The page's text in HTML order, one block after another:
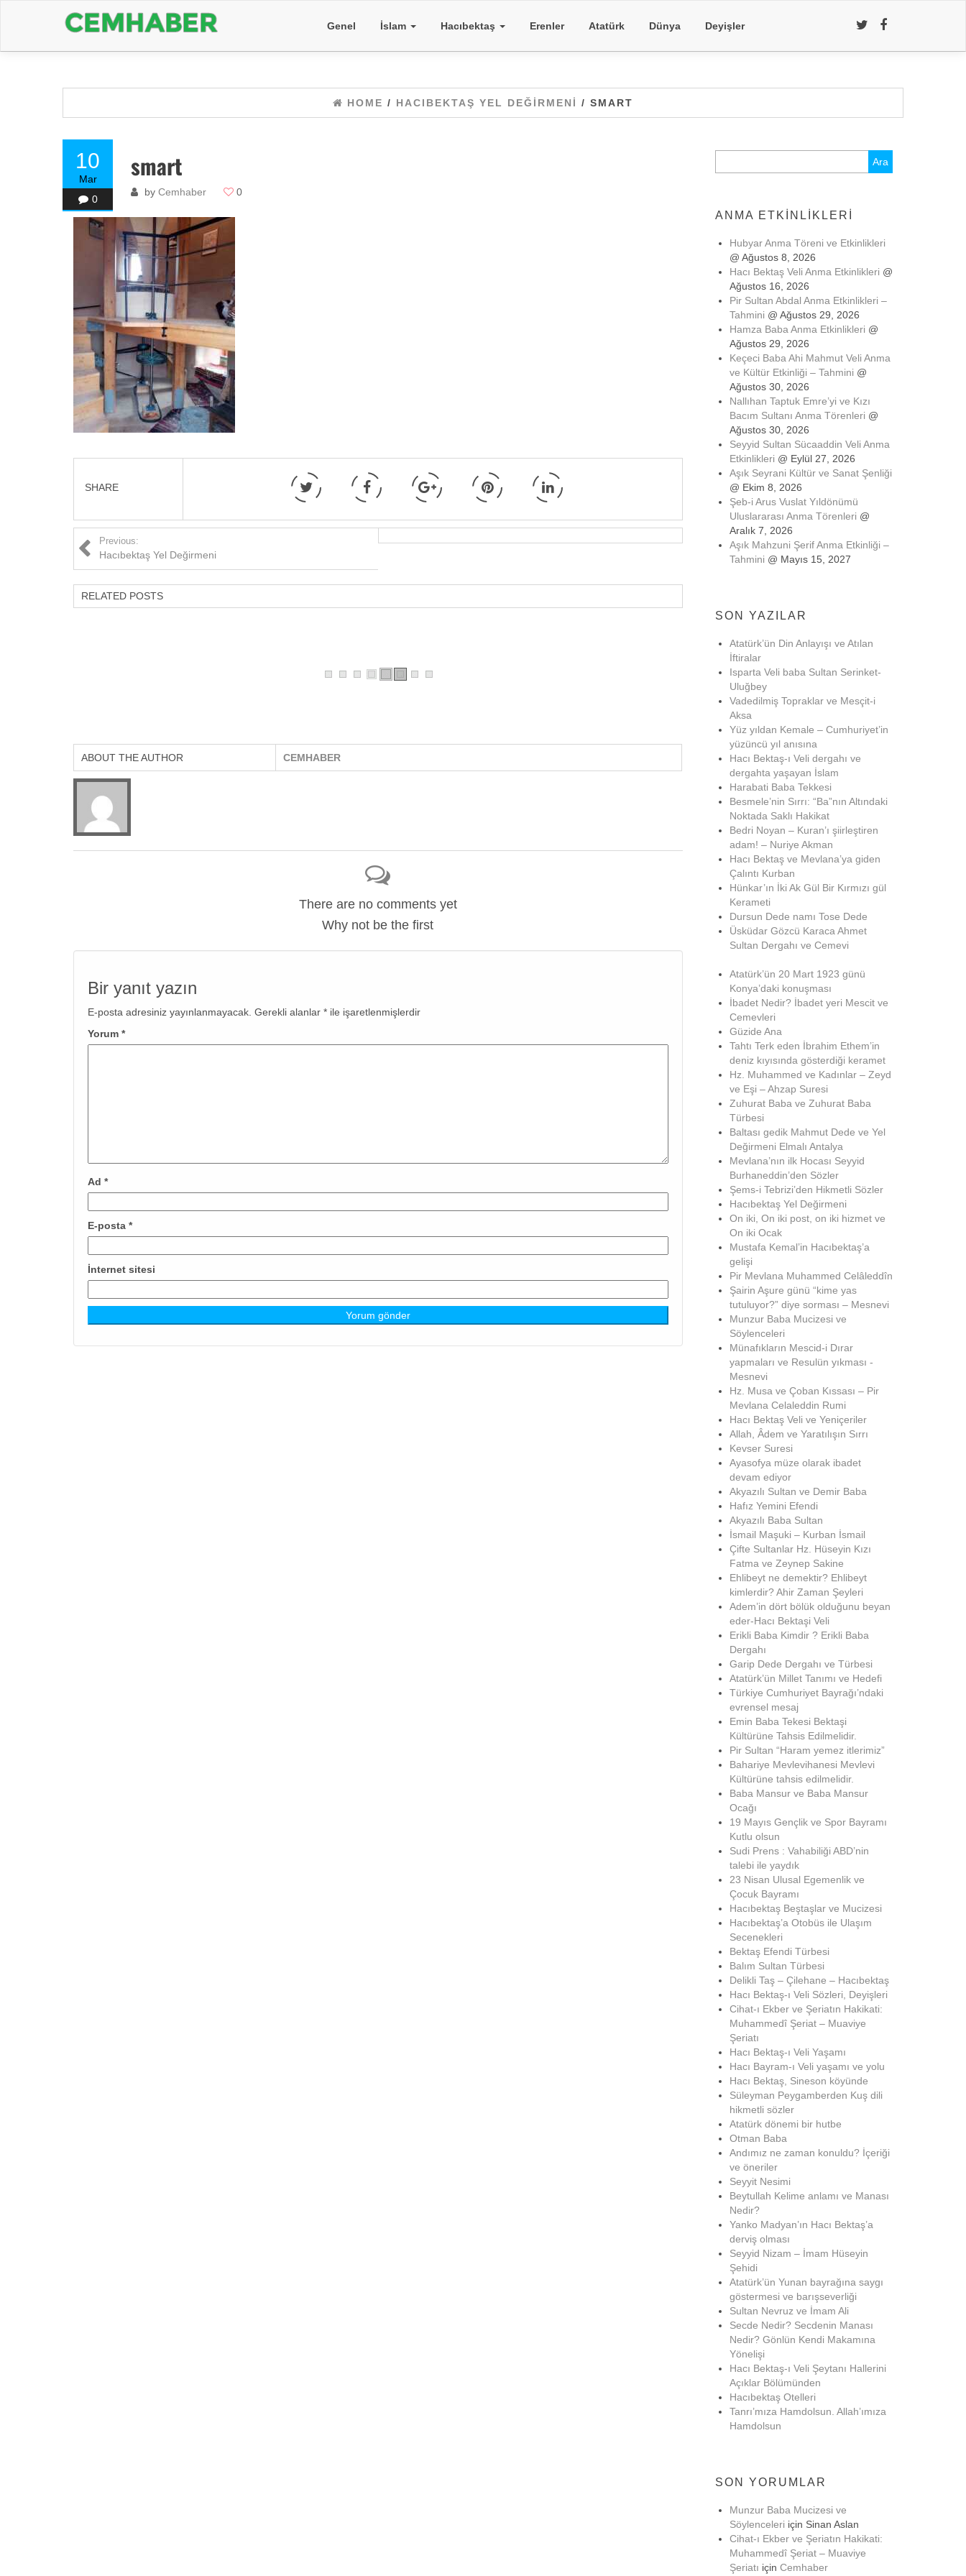
Genel İslam Hacıbektaş Erenler Atatürk Dünya Deyişler
HOME / HACIBEKTAŞ YEL DEĞIRMENI / SMART
10
Mar
0
smart
by Cemhaber 0
SHARE
Previous:
Hacıbektaş Yel Değirmeni
RELATED POSTS
ABOUT THE AUTHOR CEMHABER
There are no comments yet
Why not be the first
Bir yanıt yazın
E-posta adresiniz yayınlanmayacak. Gerekli alanlar * ile işaretlenmişlerdir
Yorum *
Ad *
E-posta *
İnternet sitesi
ANMA ETKINLIKLERI
Hubyar Anma Töreni ve Etkinlikleri
@ Ağustos 8, 2026
Hacı Bektaş Veli Anma Etkinlikleri @
Ağustos 16, 2026
Pir Sultan Abdal Anma Etkinlikleri –
Tahmini @ Ağustos 29, 2026
Hamza Baba Anma Etkinlikleri @
Ağustos 29, 2026
Keçeci Baba Ahi Mahmut Veli Anma
ve Kültür Etkinliği – Tahmini @
Ağustos 30, 2026
Nallıhan Taptuk Emre’yi ve Kızı
Bacım Sultanı Anma Törenleri @
Ağustos 30, 2026
Seyyid Sultan Sücaaddin Veli Anma
Etkinlikleri @ Eylül 27, 2026
Aşık Seyrani Kültür ve Sanat Şenliği
@ Ekim 8, 2026
Şeb-i Arus Vuslat Yıldönümü
Uluslararası Anma Törenleri @
Aralık 7, 2026
Aşık Mahzuni Şerif Anma Etkinliği –
Tahmini @ Mayıs 15, 2027
SON YAZILAR
Atatürk’ün Din Anlayışı ve Atılan
İftiralar
Isparta Veli baba Sultan Serinket-
Uluğbey
Vadedilmiş Topraklar ve Mesçit-i
Aksa
Yüz yıldan Kemale – Cumhuriyet’in
yüzüncü yıl anısına
Hacı Bektaş-ı Veli dergahı ve
dergahta yaşayan İslam
Harabati Baba Tekkesi
Besmele’nin Sırrı: “Ba”nın Altındaki
Noktada Saklı Hakikat
Bedri Noyan – Kuran’ı şiirleştiren
adam! – Nuriye Akman
Hacı Bektaş ve Mevlana’ya giden
Çalıntı Kurban
Hünkar’ın İki Ak Gül Bir Kırmızı gül
Kerameti
Dursun Dede namı Tose Dede
Üsküdar Gözcü Karaca Ahmet
Sultan Dergahı ve Cemevi
Atatürk’ün 20 Mart 1923 günü
Konya’daki konuşması
İbadet Nedir? İbadet yeri Mescit ve
Cemevleri
Güzide Ana
Tahtı Terk eden İbrahim Ethem’in
deniz kıyısında gösterdiği keramet
Hz. Muhammed ve Kadınlar – Zeyd
ve Eşi – Ahzap Suresi
Zuhurat Baba ve Zuhurat Baba
Türbesi
Baltası gedik Mahmut Dede ve Yel
Değirmeni Elmalı Antalya
Mevlana’nın ilk Hocası Seyyid
Burhaneddin’den Sözler
Şems-i Tebrizi’den Hikmetli Sözler
Hacıbektaş Yel Değirmeni
On iki, On iki post, on iki hizmet ve
On iki Ocak
Mustafa Kemal’in Hacıbektaş’a
gelişi
Pir Mevlana Muhammed Celâleddîn
Şairin Aşure günü “kime yas
tutuluyor?” diye sorması – Mesnevi
Munzur Baba Mucizesi ve
Söylenceleri
Münafıkların Mescid-i Dırar
yapmaları ve Resulün yıkması -
Mesnevi
Hz. Musa ve Çoban Kıssası – Pir
Mevlana Celaleddin Rumi
Hacı Bektaş Veli ve Yeniçeriler
Allah, Âdem ve Yaratılışın Sırrı
Kevser Suresi
Ayasofya müze olarak ibadet
devam ediyor
Akyazılı Sultan ve Demir Baba
Hafız Yemini Efendi
Akyazılı Baba Sultan
İsmail Maşuki – Kurban İsmail
Çifte Sultanlar Hz. Hüseyin Kızı
Fatma ve Zeynep Sakine
Ehlibeyt ne demektir? Ehlibeyt
kimlerdir? Ahir Zaman Şeyleri
Adem’in dört bölük olduğunu beyan
eder-Hacı Bektaşi Veli
Erikli Baba Kimdir ? Erikli Baba
Dergahı
Garip Dede Dergahı ve Türbesi
Atatürk’ün Millet Tanımı ve Hedefi
Türkiye Cumhuriyet Bayrağı’ndaki
evrensel mesaj
Emin Baba Tekesi Bektaşi
Kültürüne Tahsis Edilmelidir.
Pir Sultan “Haram yemez itlerimiz”
Bahariye Mevlevihanesi Mevlevi
Kültürüne tahsis edilmelidir.
Baba Mansur ve Baba Mansur
Ocağı
19 Mayıs Gençlik ve Spor Bayramı
Kutlu olsun
Sudi Prens : Vahabiliği ABD’nin
talebi ile yaydık
23 Nisan Ulusal Egemenlik ve
Çocuk Bayramı
Hacıbektaş Beştaşlar ve Mucizesi
Hacıbektaş’a Otobüs ile Ulaşım
Secenekleri
Bektaş Efendi Türbesi
Balım Sultan Türbesi
Delikli Taş – Çilehane – Hacıbektaş
Hacı Bektaş-ı Veli Sözleri, Deyişleri
Cihat-ı Ekber ve Şeriatın Hakikati:
Muhammedî Şeriat – Muaviye
Şeriatı
Hacı Bektaş-ı Veli Yaşamı
Hacı Bayram-ı Veli yaşamı ve yolu
Hacı Bektaş, Sineson köyünde
Süleyman Peygamberden Kuş dili
hikmetli sözler
Atatürk dönemi bir hutbe
Otman Baba
Andımız ne zaman konuldu? İçeriği
ve öneriler
Seyyit Nesimi
Beytullah Kelime anlamı ve Manası
Nedir?
Yanko Madyan’ın Hacı Bektaş’a
derviş olması
Seyyid Nizam – İmam Hüseyin
Şehidi
Atatürk’ün Yunan bayrağına saygı
göstermesi ve barışseverliği
Sultan Nevruz ve İmam Ali
Secde Nedir? Secdenin Manası
Nedir? Gönlün Kendi Makamına
Yönelişi
Hacı Bektaş-ı Veli Şeytanı Hallerini
Açıklar Bölümünden
Hacıbektaş Otelleri
Tanrı’mıza Hamdolsun. Allah’ımıza
Hamdolsun
SON YORUMLAR
Munzur Baba Mucizesi ve
Söylenceleri için Sinan Aslan
Cihat-ı Ekber ve Şeriatın Hakikati:
Muhammedî Şeriat – Muaviye
Şeriatı için Cemhaber